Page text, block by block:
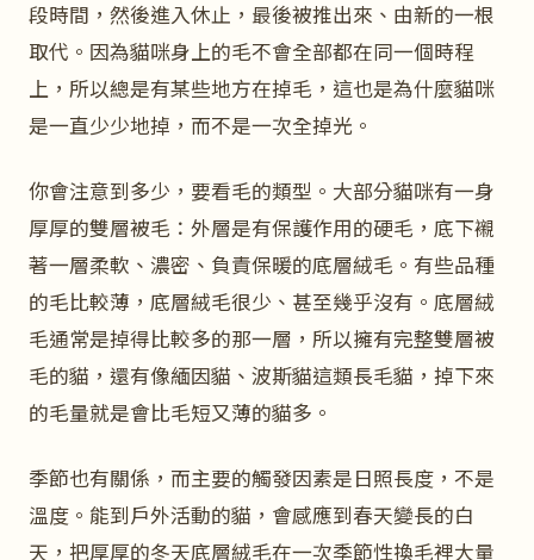
段時間，然後進入休止，最後被推出來、由新的一根
取代。因為貓咪身上的毛不會全部都在同一個時程
上，所以總是有某些地方在掉毛，這也是為什麼貓咪
是一直少少地掉，而不是一次全掉光。
你會注意到多少，要看毛的類型。大部分貓咪有一身
厚厚的雙層被毛：外層是有保護作用的硬毛，底下襯
著一層柔軟、濃密、負責保暖的底層絨毛。有些品種
的毛比較薄，底層絨毛很少、甚至幾乎沒有。底層絨
毛通常是掉得比較多的那一層，所以擁有完整雙層被
毛的貓，還有像緬因貓、波斯貓這類長毛貓，掉下來
的毛量就是會比毛短又薄的貓多。
季節也有關係，而主要的觸發因素是日照長度，不是
溫度。能到戶外活動的貓，會感應到春天變長的白
天，把厚厚的冬天底層絨毛在一次季節性換毛裡大量